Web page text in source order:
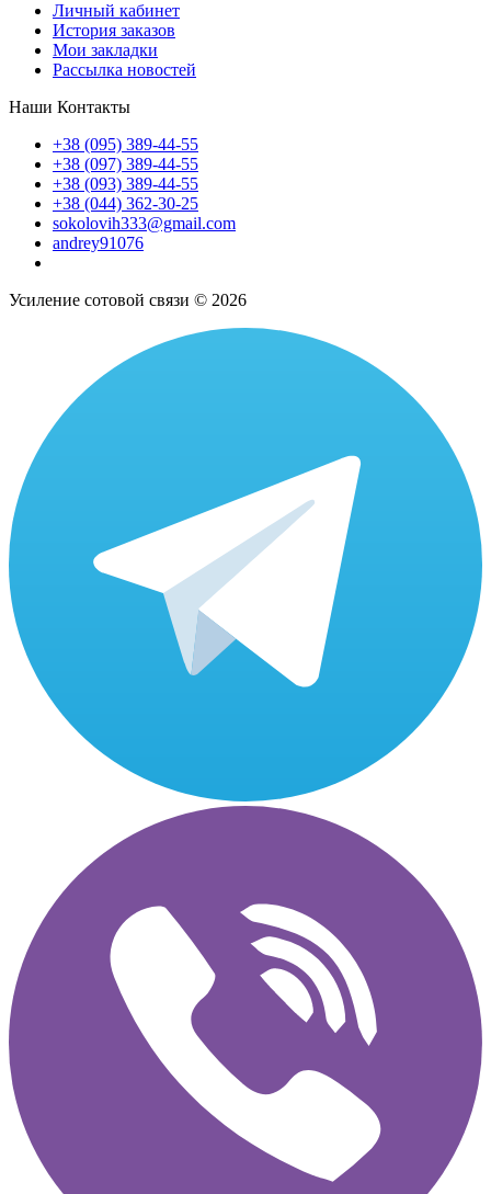
Личный кабинет
История заказов
Мои закладки
Рассылка новостей
Наши Контакты
+38 (095) 389-44-55
+38 (097) 389-44-55
+38 (093) 389-44-55
+38 (044) 362-30-25
sokolovih333@gmail.com
andrey91076
Усиление сотовой связи © 2026